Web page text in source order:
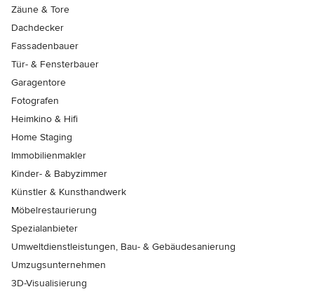
Zäune & Tore
Dachdecker
Fassadenbauer
Tür- & Fensterbauer
Garagentore
Fotografen
Heimkino & Hifi
Home Staging
Immobilienmakler
Kinder- & Babyzimmer
Künstler & Kunsthandwerk
Möbelrestaurierung
Spezialanbieter
Umweltdienstleistungen, Bau- & Gebäudesanierung
Umzugsunternehmen
3D-Visualisierung